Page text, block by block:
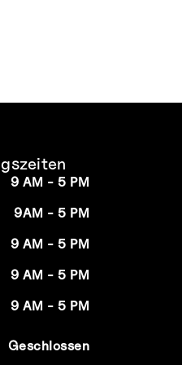
9 AM - 5 PM
9AM - 5 PM
9 AM - 5 PM
9 AM - 5 PM
9 AM - 5 PM
Geschlossen